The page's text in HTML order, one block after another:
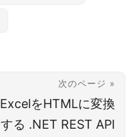
次のページ »
ExcelをHTMLに変換
する .NET REST API